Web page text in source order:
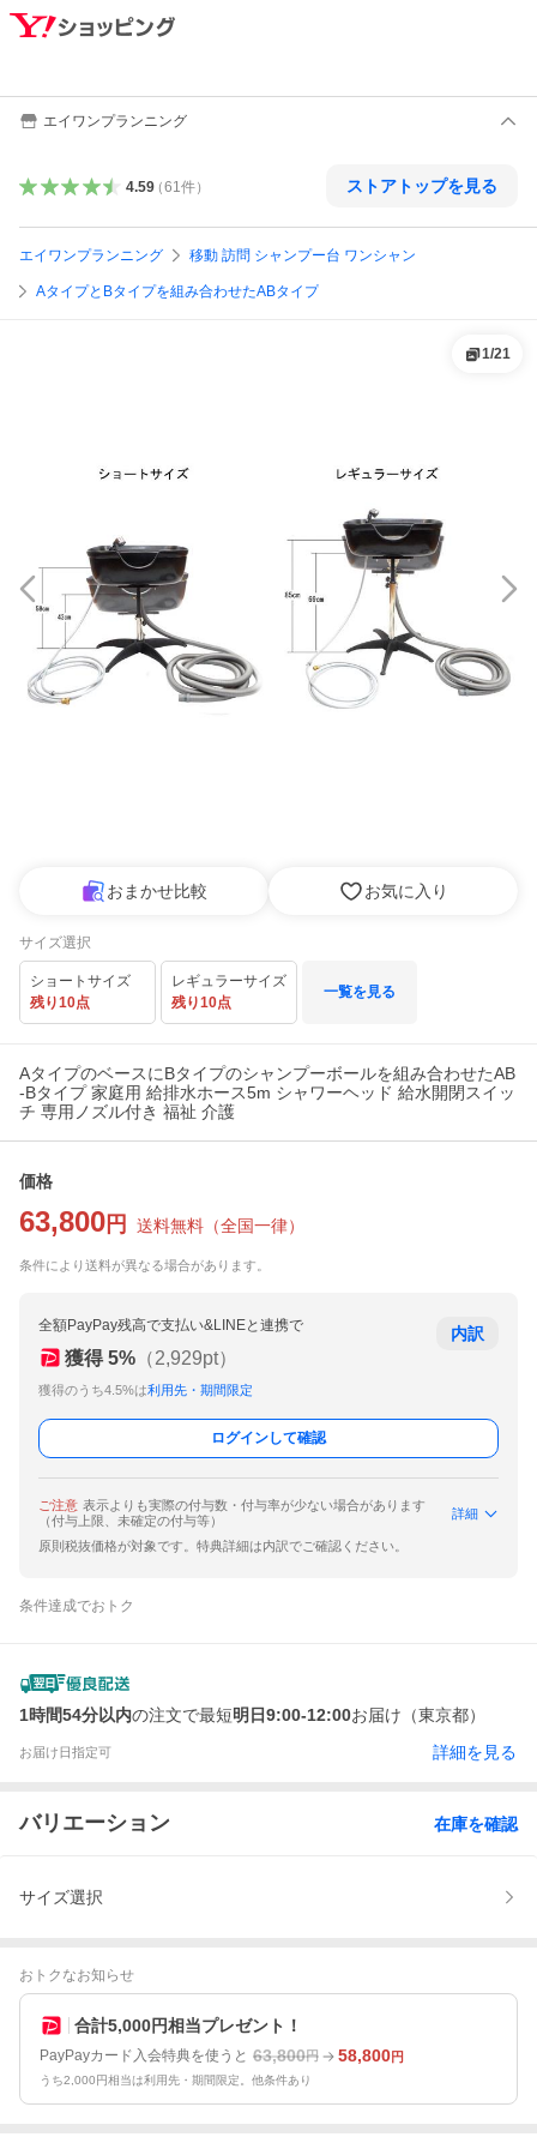
エイワンプランニング
4.59（61件） ストアトップを見る
エイワンプランニング 移動 訪問 シャンプー台 ワンシャン
AタイプとBタイプを組み合わせたABタイプ
1/21
おまかせ比較 お気に入り
サイズ選択
ショートサイズ
残り10点
レギュラーサイズ
残り10点
一覧を見る
AタイプのベースにBタイプのシャンプーボールを組み合わせたAB
-Bタイプ 家庭用 給排水ホース5m シャワーヘッド 給水開閉スイッ
チ 専用ノズル付き 福祉 介護
価格
63,800 円 送料無料 （全国一律）
条件により送料が異なる場合があります。
全額PayPay残高で支払い&LINEと連携で
獲得 5% （2,929pt）
獲得のうち4.5%は利用先・期間限定
内訳
ログインして確認
ご注意 表示よりも実際の付与数・付与率が少ない場合があります
（付与上限、未確定の付与等）
詳細
原則税抜価格が対象です。特典詳細は内訳でご確認ください。
条件達成でおトク
1時間54分以内の注文で最短明日9:00-12:00お届け（東京都）
お届け日指定可 詳細を見る
バリエーション 在庫を確認
サイズ選択
おトクなお知らせ
合計5,000円相当プレゼント！
PayPayカード入会特典を使うと 63,800円 58,800円
うち2,000円相当は利用先・期間限定。他条件あり